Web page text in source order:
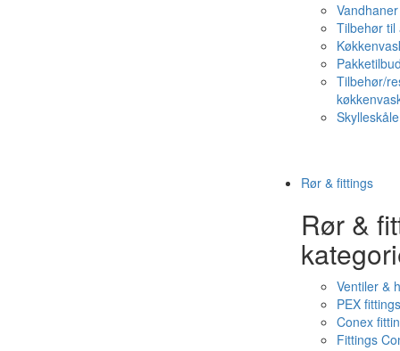
Vandhaner
Tilbehør
Tilbehør/
Rør & fittings
Rør &
Ventiler &
PEX fittings
Conex
Fittings